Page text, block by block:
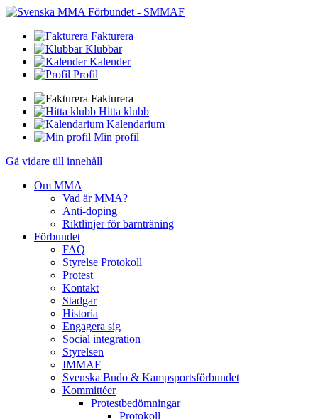
Fakturera
Klubbar
Kalender
Profil
Fakturera
Hitta klubb
Kalendarium
Min profil
Gå vidare till innehåll
Om MMA
Vad är MMA?
Anti-doping
Riktlinjer för barnträning
Förbundet
FAQ
Styrelse Protokoll
Protest
Kontakt
Stadgar
Historia
Engagera sig
Social integration
Styrelsen
IMMAF
Svenska Budo & Kampsportsförbundet
Kommittéer
Protestbedömningar
Protokoll